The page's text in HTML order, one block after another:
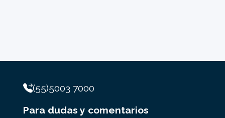
(55)5003 7000
Para dudas y comentarios